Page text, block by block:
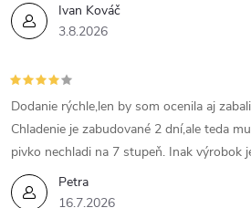
Ivan Kováč
3.8.2026
Petra
16.7.2026
Dodanie rýchle,len by som ocenila aj
Chladenie je zabudované 2 dní,ale teda
pivko nechladi na 7 stupeň. Inak výrobok